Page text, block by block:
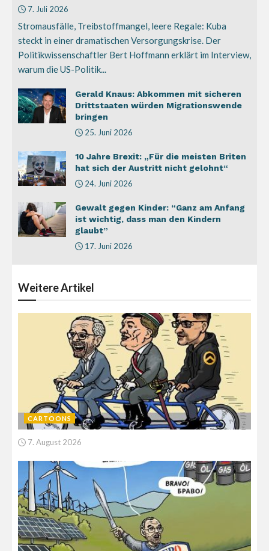
7. Juli 2026
Stromausfälle, Treibstoffmangel, leere Regale: Kuba
steckt in einer dramatischen Versorgungskrise. Der
Politikwissenschaftler Bert Hoffmann erklärt im Interview,
warum die US-Politik...
Gerald Knaus: Abkommen mit sicheren
Drittstaaten würden Migrationswende
bringen
25. Juni 2026
10 Jahre Brexit: „Für die meisten Briten
hat sich der Austritt nicht gelohnt“
24. Juni 2026
Gewalt gegen Kinder: “Ganz am Anfang
ist wichtig, dass man den Kindern
glaubt”
17. Juni 2026
WeitereArtikel
CARTOONS
7. August 2026